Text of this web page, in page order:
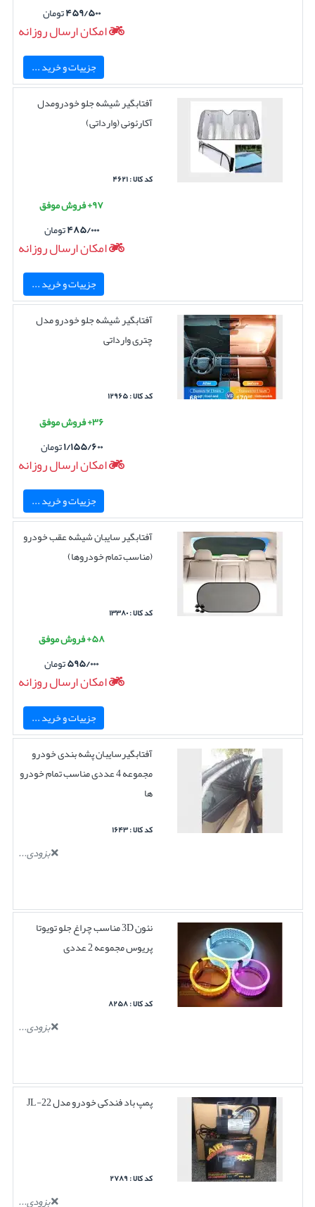
۴۵۹/۵۰۰تومان
امکان ارسال روزانه
جزییات و خرید ...
آفتابگیر شیشه جلو خودرومدل
آکارئونی (وارداتی)
کد کالا : ۴۶۲۱
۹۷+ فروش موفق
۴۸۵/۰۰۰تومان
امکان ارسال روزانه
جزییات و خرید ...
آفتابگیر شیشه جلو خودرو مدل
چتری وارداتی
کد کالا : ۱۲۹۶۵
۳۶+ فروش موفق
۱/۱۵۵/۶۰۰تومان
امکان ارسال روزانه
جزییات و خرید ...
آفتابگیر سایبان شیشه عقب خودرو
(مناسب تمام خودروها)
کد کالا : ۱۳۳۸۰
۵۸+ فروش موفق
۵۹۵/۰۰۰تومان
امکان ارسال روزانه
جزییات و خرید ...
آفتابگیرسایبان پشه بندی خودرو
مجموعه 4 عددی مناسب تمام خودرو
ها
کد کالا : ۱۶۴۳
بزودی...
نئون 3D مناسب چراغ جلو تویوتا
پریوس مجموعه 2 عددی
کد کالا : ۸۲۵۸
بزودی...
پمپ باد فندکی خودرو مدل JL-22
کد کالا : ۲۷۸۹
بزودی...